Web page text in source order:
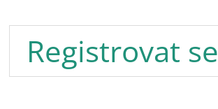
Registrovat se